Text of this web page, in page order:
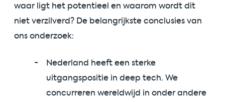
waar ligt het potentieel en waarom wordt dit
niet verzilverd? De belangrijkste conclusies van
ons onderzoek:
Nederland heeft een sterke
uitgangspositie in deep tech. We
concurreren wereldwijd in onder andere